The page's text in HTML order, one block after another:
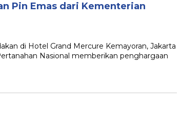
Pin Emas dari Kementerian
di Hotel Grand Mercure Kemayoran, Jakarta
Nasional memberikan penghargaan